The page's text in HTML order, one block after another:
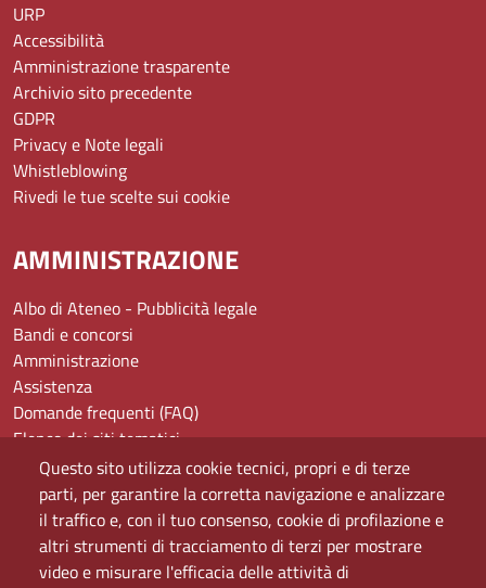
Questo sito utilizza cookie tecnici, propri e di terze
parti, per garantire la corretta navigazione e analizzare
il traffico e, con il tuo consenso, cookie di profilazione e
altri strumenti di tracciamento di terzi per mostrare
video e misurare l'efficacia delle attività di
URP
Accessibilità
Amministrazione trasparente
Archivio sito precedente
GDPR
Privacy e Note legali
Whistleblowing
Rivedi le tue scelte sui cookie
AMMINISTRAZIONE
Albo di Ateneo - Pubblicità legale
Bandi e concorsi
Amministrazione
Assistenza
Domande frequenti (FAQ)
Elenco dei siti tematici
Mappa del sito
PEC
Rete Wi-Fi Eduroam
Servizio Proxy
Guida all’uso del portale